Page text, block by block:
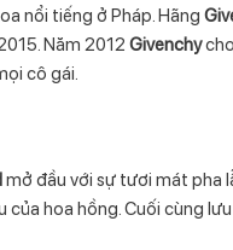
nổi tiếng ở Pháp. Hãng
Năm 2012 Givenchy
cô gái.
mở đầu với sự tươi mát pha
hoa hồng. Cuối cùng